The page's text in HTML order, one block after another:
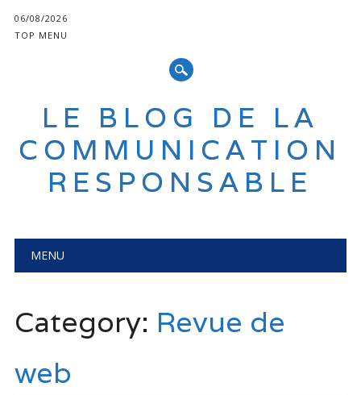
06/08/2026
TOP MENU
LE BLOG DE LA
COMMUNICATION
RESPONSABLE
Main menu
MENU
Category: Revue de
web